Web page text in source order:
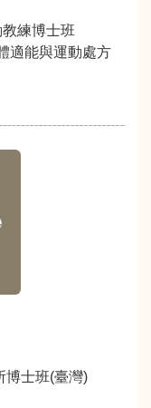
練博士班
適能與運動處方
博士班(臺灣)